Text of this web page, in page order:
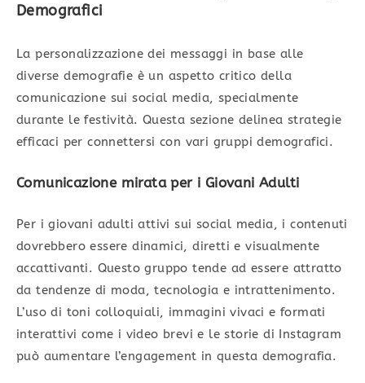
Demografici
La personalizzazione dei messaggi in base alle
diverse demografie è un aspetto critico della
comunicazione sui social media, specialmente
durante le festività. Questa sezione delinea strategie
efficaci per connettersi con vari gruppi demografici.
Comunicazione mirata per i Giovani Adulti
Per i giovani adulti attivi sui social media, i contenuti
dovrebbero essere dinamici, diretti e visualmente
accattivanti. Questo gruppo tende ad essere attratto
da tendenze di moda, tecnologia e intrattenimento.
L’uso di toni colloquiali, immagini vivaci e formati
interattivi come i video brevi e le storie di Instagram
può aumentare l’engagement in questa demografia.